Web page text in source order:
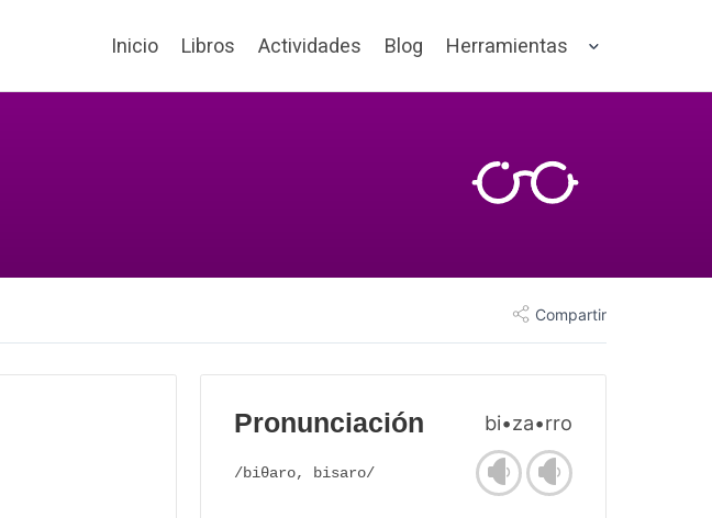
Inicio Libros Actividades Blog Herramientas
Compartir
Pronunciación bi•za•rro
/biθaro, bisaro/